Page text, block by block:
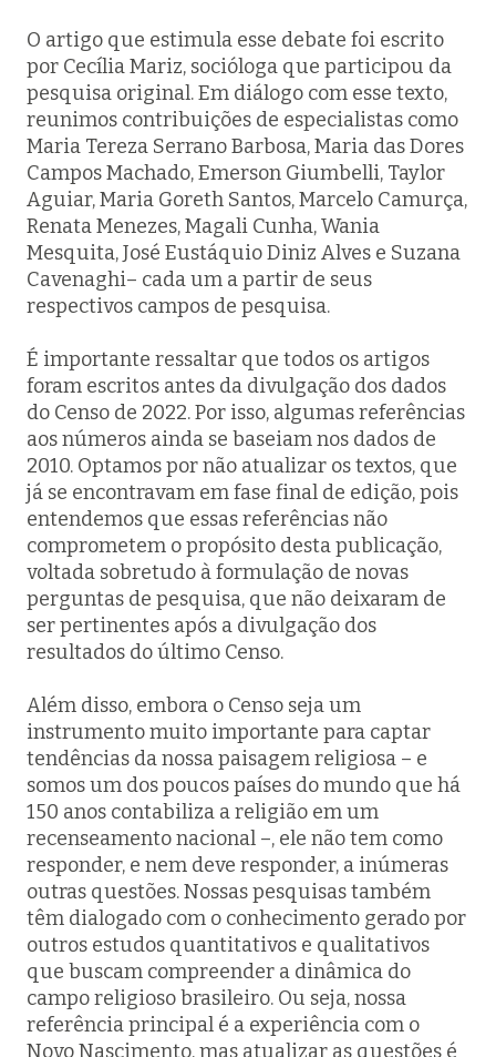
O artigo que estimula esse debate foi escrito
por Cecília Mariz, socióloga que participou da
pesquisa original. Em diálogo com esse texto,
reunimos contribuições de especialistas como
Maria Tereza Serrano Barbosa, Maria das Dores
Campos Machado, Emerson Giumbelli, Taylor
Aguiar, Maria Goreth Santos, Marcelo Camurça,
Renata Menezes, Magali Cunha, Wania
Mesquita, José Eustáquio Diniz Alves e Suzana
Cavenaghi– cada um a partir de seus
respectivos campos de pesquisa.
É importante ressaltar que todos os artigos
foram escritos antes da divulgação dos dados
do Censo de 2022. Por isso, algumas referências
aos números ainda se baseiam nos dados de
2010. Optamos por não atualizar os textos, que
já se encontravam em fase final de edição, pois
entendemos que essas referências não
comprometem o propósito desta publicação,
voltada sobretudo à formulação de novas
perguntas de pesquisa, que não deixaram de
ser pertinentes após a divulgação dos
resultados do último Censo.
Além disso, embora o Censo seja um
instrumento muito importante para captar
tendências da nossa paisagem religiosa – e
somos um dos poucos países do mundo que há
150 anos contabiliza a religião em um
recenseamento nacional –, ele não tem como
responder, e nem deve responder, a inúmeras
outras questões. Nossas pesquisas também
têm dialogado com o conhecimento gerado por
outros estudos quantitativos e qualitativos
que buscam compreender a dinâmica do
campo religioso brasileiro. Ou seja, nossa
referência principal é a experiência com o
Novo Nascimento, mas atualizar as questões é